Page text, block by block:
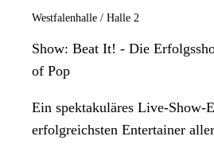
Westfalenhalle / Halle 2
Show: Beat It! - Die
of Pop
Ein spektakuläres Live-Show-
erfolgreichsten Entertainer